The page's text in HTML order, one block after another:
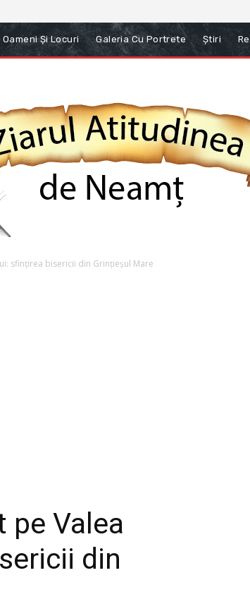
Oameni Și Locuri Galeria Cu Portrete Știri
sfințirea bisericii din Grințieșul Mare
pe Valea
din